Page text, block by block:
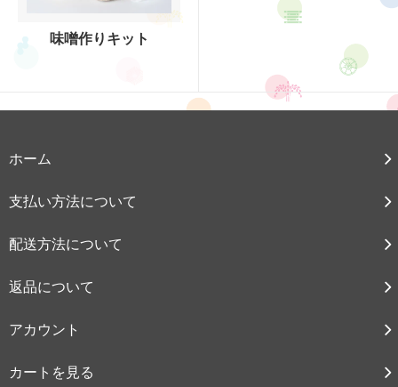
味噌作りキット
ホーム
支払い方法について
配送方法について
返品について
アカウント
カートを見る